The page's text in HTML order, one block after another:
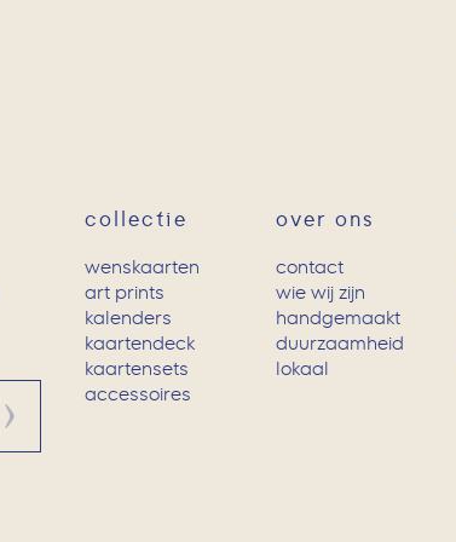
Aanmelden
collectie
wenskaarten
art prints
kalenders
kaartendeck
kaartensets
accessoires
over ons
contact
wie wij zijn
handgemaakt
duurzaamheid
lokaal